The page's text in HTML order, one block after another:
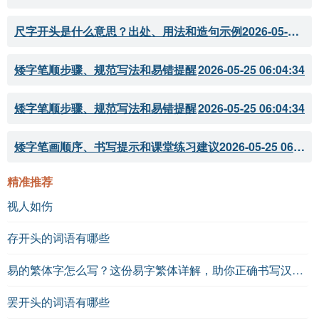
相关作品推荐：
《春江花月夜》 - 张若虚
《月夜忆舍弟》 -杜甫
诗词对比：
备深厚的文化底蕴，曾协更侧重于对人才能培养的关
注，而杜甫则常常融入个人情感与社会现实，展现出
不同的艺术风格。
参考资料：
尺字开头是什么意思？出处、用法和造句示例 2026-05-28 18:18:05
矮字笔顺步骤、规范写法和易错提醒2026-05-25 06:04:34
矮字笔顺步骤、规范写法和易错提醒2026-05-25 06:04:34
矮字笔画顺序、书写提示和课堂练习建议 2026-05-25 06:04:33
精准推荐
视人如伤
存开头的词语有哪些
易的繁体字怎么写？这份易字繁体详解，助你正确书写汉字_汉字繁体学习
罢开头的词语有哪些